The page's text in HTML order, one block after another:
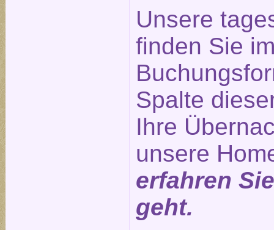
Unsere
finden Sie
Spalte
Ihre
unsere
erfahren
geht.